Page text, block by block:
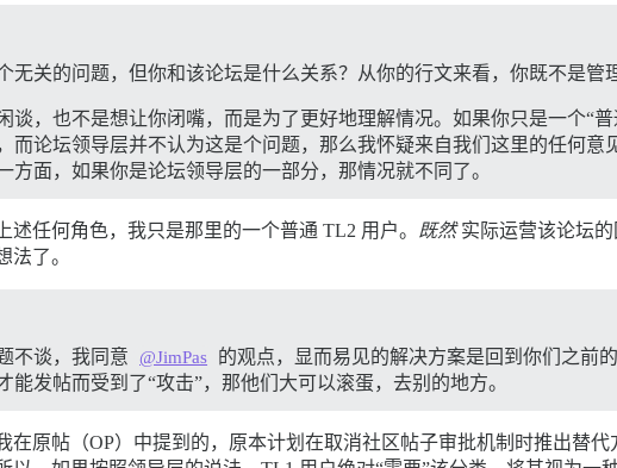
无关的问题，但你和该论坛是什么关系？从你的行文来看，你既不是
谈，也不是想让你闭嘴，而是为了更好地理解情况。如果你只是一个“
而论坛领导层并不认为这是个问题，那么我怀疑来自我们这里的任何
方面，如果你是论坛领导层的一部分，那情况就不同了。
述任何角色，我只是那里的一个普通 TL2 用户。 既然实际运营该论坛的
法了。
不谈，我同意
@JimPas
的观点，显而易见的解决方案是回到你们之前
能发帖而受到了“攻击”，那他们大可以滚蛋，去别的地方。
在原帖（OP）中提到的，原本计划在取消社区帖子审批机制时推出替